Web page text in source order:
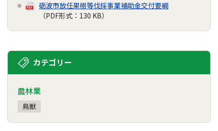
砺波市放任果樹等伐採事業補助金交付要綱
（PDF形式：130 KB）
カテゴリー
農林業
鳥獣